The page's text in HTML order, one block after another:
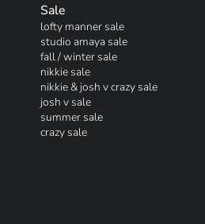
Sale
lofty manner sale
studio amaya sale
fall / winter sale
nikkie sale
nikkie & josh v crazy sale
josh v sale
summer sale
crazy sale